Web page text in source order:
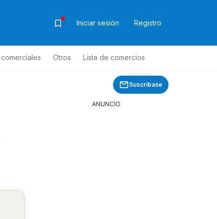
Iniciar sesión Registro
Otros Lista de comercios
Suscríbase
ANUNCIO